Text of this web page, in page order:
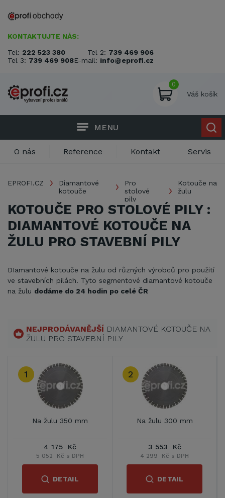
KONTAKTUJTE NÁS:
Tel: 222 523 380 Tel 2: 739 469 906
Tel 3: 739 469 908E-mail: info@eprofi.cz
0
Váš košík
MENU
O nás Reference Kontakt Servis
EPROFI.CZ
Diamantové
kotouče
Pro
stolové
pily
Kotouče na
žulu
KOTOUČE PRO STOLOVÉ PILY :
DIAMANTOVÉ KOTOUČE NA
ŽULU PRO STAVEBNÍ PILY
DIamantové kotouče na žulu od různých výrobců pro použití
ve stavebních pilách. Tyto segmentové diamantové kotouče
na žulu dodáme do 24 hodin po celé ČR
NEJPRODÁVANĚJŠÍ DIAMANTOVÉ KOTOUČE NA
ŽULU PRO STAVEBNÍ PILY
1
Na žulu 350 mm
4 175 Kč
5 052 Kč s DPH
DETAIL
2
Na žulu 300 mm
3 553 Kč
4 299 Kč s DPH
DETAIL